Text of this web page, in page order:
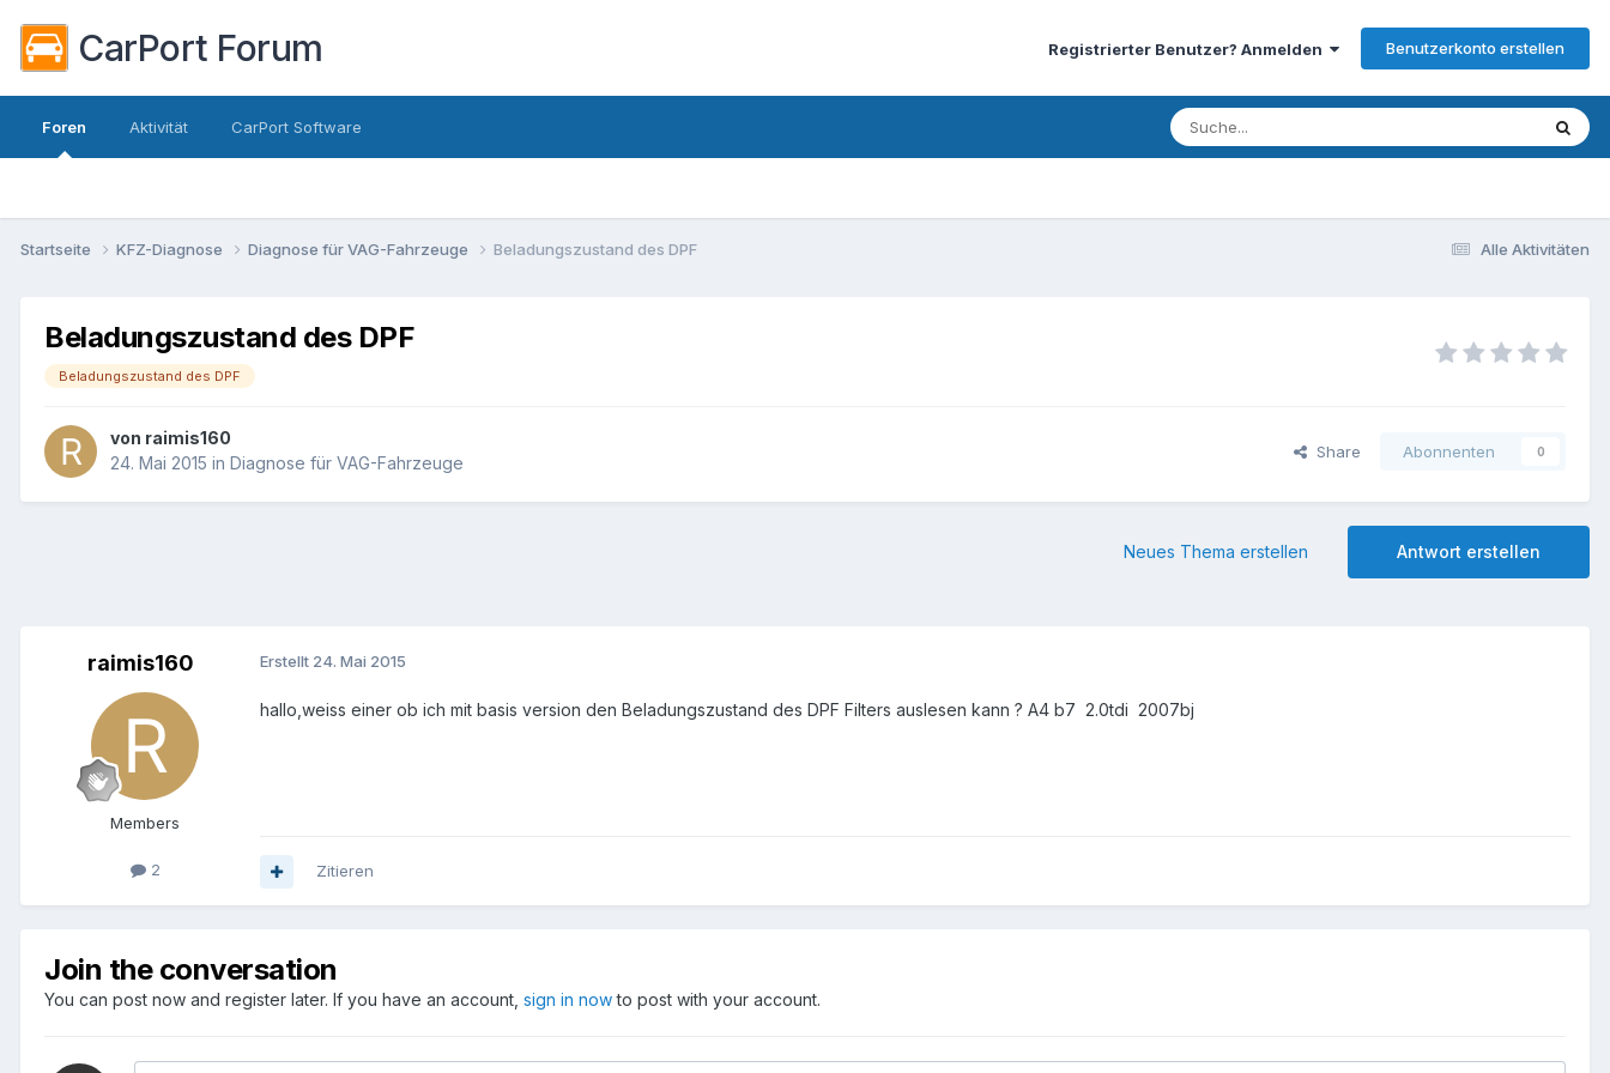
CarPort Forum Registrierter Benutzer? Anmelden Benutzerkonto erstellen
Foren Aktivität CarPort Software
Alle Aktivitäten
Startseite KFZ-Diagnose Diagnose für VAG-Fahrzeuge Beladungszustand des DPF
Beladungszustand des DPF
Beladungszustand des DPF
von raimis160
24. Mai 2015 in Diagnose für VAG-Fahrzeuge
Share Abonnenten 0
Antwort erstellen
Neues Thema erstellen
raimis160
Members
2
Erstellt 24. Mai 2015
hallo,weiss einer ob ich mit basis version den Beladungszustand des DPF Filters auslesen kann ? A4 b7 2.0tdi 2007bj
Zitieren
Join the conversation
You can post now and register later. If you have an account, sign in nowto post with your account.